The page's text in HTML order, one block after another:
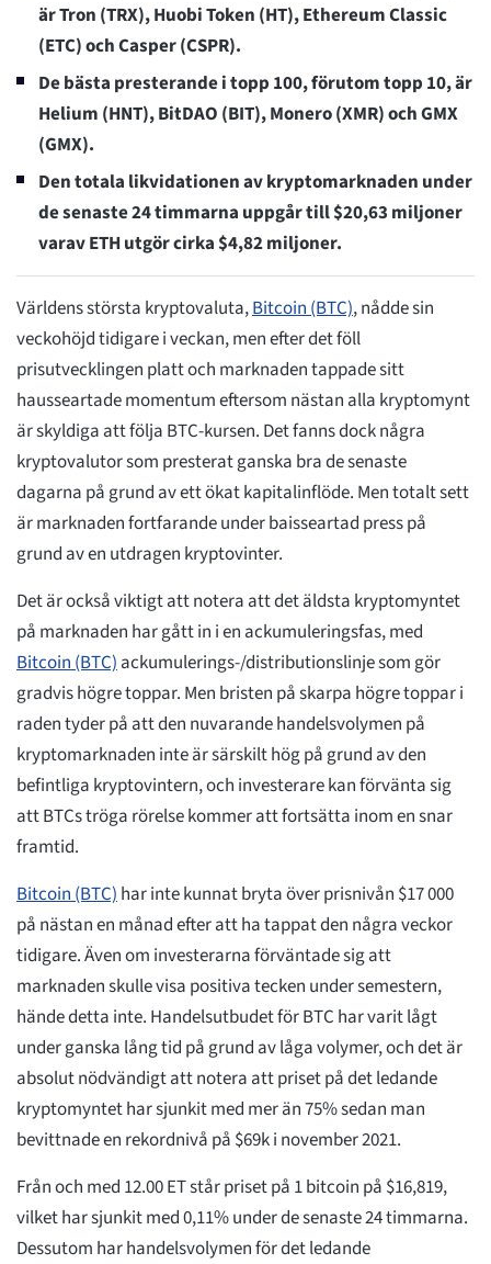
är Tron (TRX), Huobi Token (HT), Ethereum Classic
(ETC) och Casper (CSPR).
De bästa presterande i topp 100, förutom topp 10, är
Helium (HNT), BitDAO (BIT), Monero (XMR) och GMX
(GMX).
Den totala likvidationen av kryptomarknaden under
de senaste 24 timmarna uppgår till $20,63 miljoner
varav ETH utgör cirka $4,82 miljoner.
Världens största kryptovaluta,Bitcoin (BTC), nådde sin
veckohöjd tidigare i veckan, men efter det föll
prisutvecklingen platt och marknaden tappade sitt
hausseartade momentum eftersom nästan alla kryptomynt
är skyldiga att följa BTC-kursen. Det fanns dock några
kryptovalutor som presterat ganska bra de senaste
dagarna på grund av ett ökat kapitalinflöde. Men totalt sett
är marknaden fortfarande under baisseartad press på
grund av en utdragen kryptovinter.
Det är också viktigt att notera att det äldsta kryptomyntet
på marknaden har gått in i en ackumuleringsfas, med
Bitcoin (BTC)ackumulerings-/distributionslinje som gör
gradvis högre toppar. Men bristen på skarpa högre toppar i
raden tyder på att den nuvarande handelsvolymen på
kryptomarknaden inte är särskilt hög på grund av den
befintliga kryptovintern, och investerare kan förvänta sig
att BTCs tröga rörelse kommer att fortsätta inom en snar
framtid.
Bitcoin (BTC)har inte kunnat bryta över prisnivån $17 000
på nästan en månad efter att ha tappat den några veckor
tidigare. Även om investerarna förväntade sig att
marknaden skulle visa positiva tecken under semestern,
hände detta inte. Handelsutbudet för BTC har varit lågt
under ganska lång tid på grund av låga volymer, och det är
absolut nödvändigt att notera att priset på det ledande
kryptomyntet har sjunkit med mer än 75% sedan man
bevittnade en rekordnivå på $69k i november 2021.
Från och med 12.00 ET står priset på 1 bitcoin på $16,819,
vilket har sjunkit med 0,11% under de senaste 24 timmarna.
Dessutom har handelsvolymen för det ledande